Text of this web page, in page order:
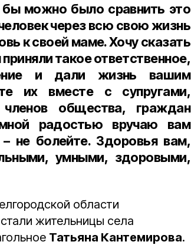
можно было сравнить это
через всю свою жизнь
к своей маме. Хочу сказать
такое ответственное,
и дали жизнь вашим
их вместе с супругами,
общества, граждан
радостью вручаю вам
не болейте. Здоровья вам,
умными, здоровыми,
области
жительницы села
Татьяна Кантемирова.